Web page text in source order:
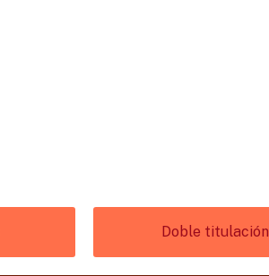
Doble titulación